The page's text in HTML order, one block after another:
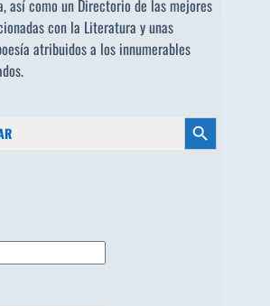
así como un Directorio de las mejores
con la Literatura y unas
atribuidos a los innumerables
Botón de búsqueda